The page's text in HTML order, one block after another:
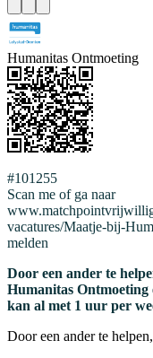
Humanitas Ontmoeting
#101255
Scan me of ga naar
vacatures/Maatje-bij-
melden
Door een ander te
Humanitas Ontmoeting
kan al met 1 uur per
Door een ander te